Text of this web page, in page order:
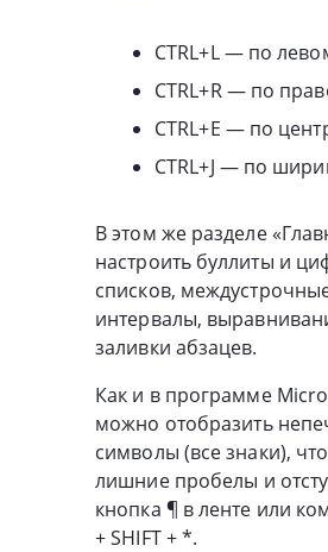
CTRL+L — по
CTRL+R — по
CTRL+Е — по
CTRL+J — по
В этом же разделе
настроить буллиты и
списков,
интервалы,
заливки абзацев.
Как и в программе
можно отобразить
символы (все знаки),
лишние пробелы и
кнопка ¶ в ленте или
+ SHIFT + *.